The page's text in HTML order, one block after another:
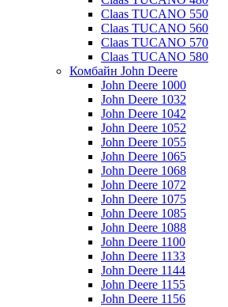
Claas TUCANO 550
Claas TUCANO 560
Claas TUCANO 570
Claas TUCANO 580
Комбайн John Deere
John Deere 1000
John Deere 1032
John Deere 1042
John Deere 1052
John Deere 1055
John Deere 1065
John Deere 1068
John Deere 1072
John Deere 1075
John Deere 1085
John Deere 1088
John Deere 1100
John Deere 1133
John Deere 1144
John Deere 1155
John Deere 1156